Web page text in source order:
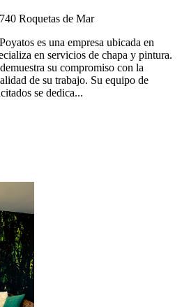
Roquetas de Mar
es una empresa ubicada en
en servicios de chapa y pintura.
su compromiso con la
de su trabajo. Su equipo de
se dedica...